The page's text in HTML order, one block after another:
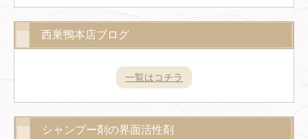
西巣鴨本店ブログ
一覧はコチラ
シャンプー剤の界面活性剤